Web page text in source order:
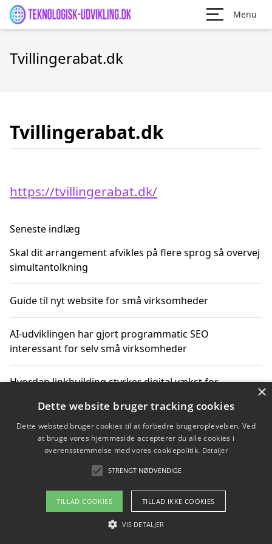
Menu
Tvillingerabat.dk
Tvillingerabat.dk
https://tvillingerabat.dk/
Seneste indlæg
Skal dit arrangement afvikles på flere sprog så overvej
simultantolkning
Guide til nyt website for små virksomheder
AI-udviklingen har gjort programmatic SEO
interessant for selv små virksomheder
Hvordan linkbuilding styrker digital vækst for
Sådan har udviklingen inden for genbrug af elektronik
ændret sig
Copyright 2026 - Pilanto Aps
Om / kontakt
×
Dette website bruger tracking cookies
Dette websted bruger cookies til at forbedre brugeroplevelsen. Ved
at bruge vores hjemmeside accepterer du alle cookies i
overensstemmelse med vores cookiepolitik. Detaljer
STRENGT NØDVENDIGE
TILLAD COOKIES TILLAD IKKE COOKIES
VIS DETALJER